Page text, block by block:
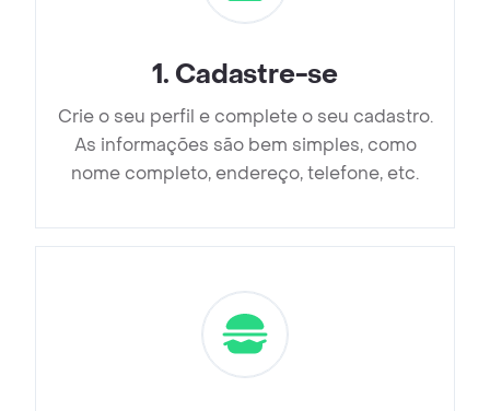
1. Cadastre-se
Crie o seu perfil e complete o seu cadastro.
As informações são bem simples, como
nome completo, endereço, telefone, etc.